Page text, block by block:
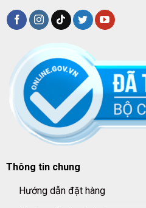
Thông tin chung
Hướng dẫn đặt hàng